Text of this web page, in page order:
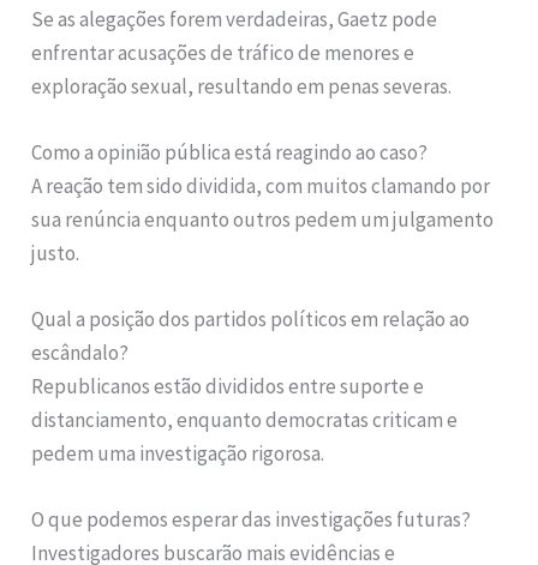
Se as alegações forem verdadeiras, Gaetz pode
enfrentar acusações de tráfico de menores e
exploração sexual, resultando em penas severas.
Como a opinião pública está reagindo ao caso?
A reação tem sido dividida, com muitos clamando por
sua renúncia enquanto outros pedem um julgamento
justo.
Qual a posição dos partidos políticos em relação ao
escândalo?
Republicanos estão divididos entre suporte e
distanciamento, enquanto democratas criticam e
pedem uma investigação rigorosa.
O que podemos esperar das investigações futuras?
Investigadores buscarão mais evidências e